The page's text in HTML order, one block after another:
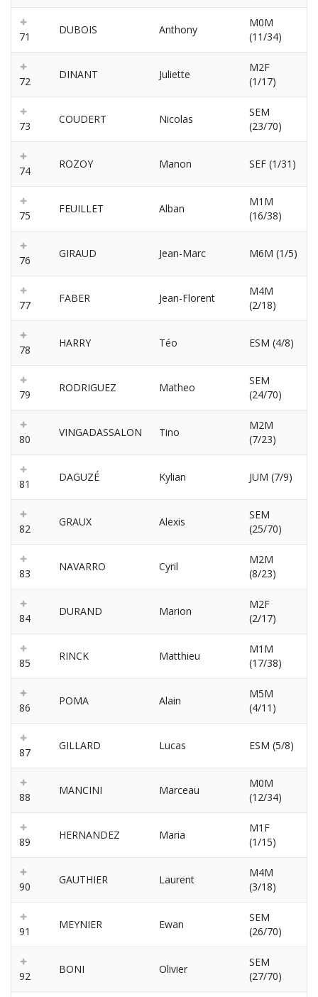
71
DUBOIS Anthony
M0M
(11/34)
72
DINANT Juliette
M2F
(1/17)
73
COUDERT Nicolas
SEM
(23/70)
74
ROZOY Manon SEF (1/31)
75
FEUILLET Alban
M1M
(16/38)
76
GIRAUD Jean-Marc M6M (1/5)
77
FABER Jean-Florent
M4M
(2/18)
78
HARRY Téo ESM (4/8)
79
RODRIGUEZ Matheo
SEM
(24/70)
80
VINGADASSALON Tino
M2M
(7/23)
81
DAGUZÉ Kylian JUM (7/9)
82
GRAUX Alexis
SEM
(25/70)
83
NAVARRO Cyril
M2M
(8/23)
84
DURAND Marion
M2F
(2/17)
85
RINCK Matthieu
M1M
(17/38)
86
POMA Alain
M5M
(4/11)
87
GILLARD Lucas ESM (5/8)
88
MANCINI Marceau
M0M
(12/34)
89
HERNANDEZ Maria
M1F
(1/15)
90
GAUTHIER Laurent
M4M
(3/18)
91
MEYNIER Ewan
SEM
(26/70)
92
BONI Olivier
SEM
(27/70)